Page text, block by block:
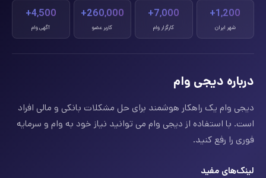
1,200+
شهر ایران
7,000+
کارگزار وام
260,000+
کاربر عضو
4,500+
آگهی وام
درباره دیجی وام
دیجی وام یک راهکار هوشمند برای حل مشکلات بانکی و مالی افراد
است. با استفاده از دیجی وام می توانید نیاز خود به وام و سرمایه
فوری را رفع کنید.
لینک‌های مفید